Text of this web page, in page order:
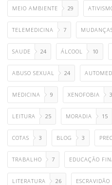
MEIO AMBIENTE 29
TELEMEDICINA 7
SAUDE 24 ÁLCOOL 10
ABUSO SEXUAL 24
MEDICINA 9 XENOFOBIA 3
LEITURA 25 MORADIA 15
COTAS 3 BLOG 3
TRABALHO 7 EDUCAÇÃO
LITERATURA 26